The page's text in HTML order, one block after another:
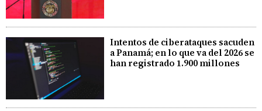
Intentos de ciberataques sacuden
a Panamá; en lo que va del 2026 se
han registrado 1.900 millones